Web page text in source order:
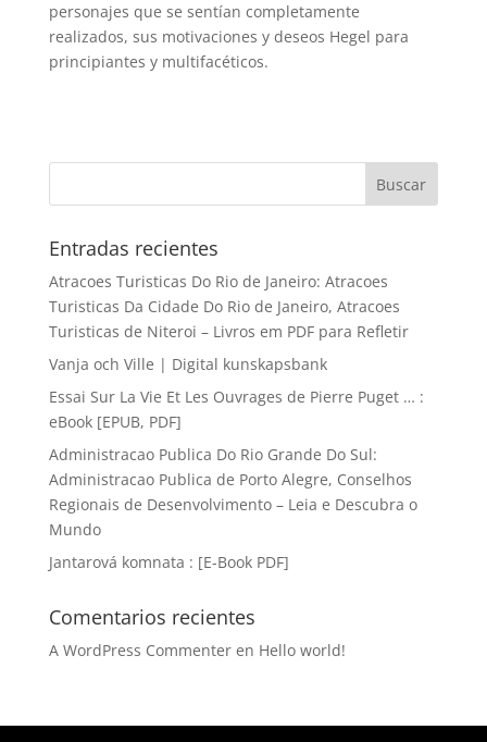
personajes que se sentían completamente
realizados, sus motivaciones y deseos Hegel para
principiantes y multifacéticos.
Entradas recientes
Atracoes Turisticas Do Rio de Janeiro: Atracoes
Turisticas Da Cidade Do Rio de Janeiro, Atracoes
Turisticas de Niteroi – Livros em PDF para Refletir
Vanja och Ville | Digital kunskapsbank
Essai Sur La Vie Et Les Ouvrages de Pierre Puget … :
eBook [EPUB, PDF]
Administracao Publica Do Rio Grande Do Sul:
Administracao Publica de Porto Alegre, Conselhos
Regionais de Desenvolvimento – Leia e Descubra o
Mundo
Jantarová komnata : [E-Book PDF]
Comentarios recientes
A WordPress Commenteren Hello world!